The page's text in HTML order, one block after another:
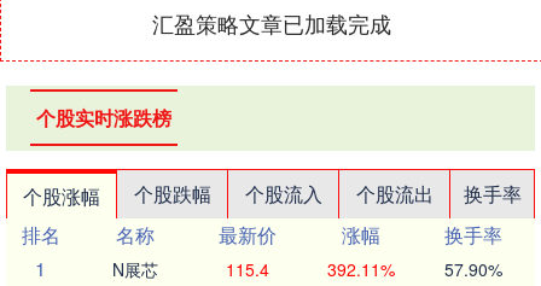
汇盈策略文章已加载完成
个股实时涨跌榜
个股涨幅 个股跌幅 个股流入 个股流出
换手率
排名
名称 最新价 涨幅
换手率
1
N展芯 115.4 392.11% 57.90%